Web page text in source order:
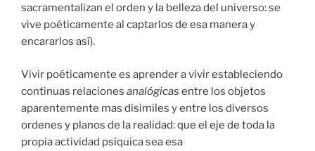
sacramentalizan el orden y la belleza del universo: se
vive poéticamente al captarlos de esa manera y
encararlos así).
Vivir poéticamente es aprender a vivir estableciendo
continuas relaciones analógicas entre los objetos
aparentemente mas disimiles y entre los diversos
ordenes y planos de la realidad: que el eje de toda la
propia actividad psíquica sea esa